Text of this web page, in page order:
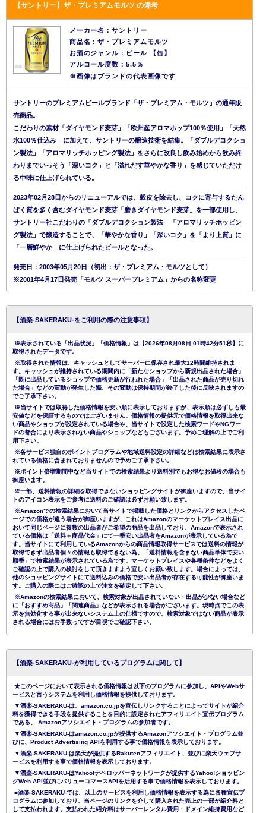
【サントリー】ザ・プレミアムモルツ の備考
メーカー名：サントリー
商品名：ザ・プレミアムモルツ
お酒のジャンル：ビール 【缶】
アルコール度数：5.5％
※画像はブランドの代表画像です
サントリーのプレミアムビールブランド「ザ・プレミアム・モルツ」の通年販
売商品。
こだわりの素材「ダイヤモンド麦芽」「欧州産アロマホップ100％使用」「天然
水100％仕込み」に加えて、サントリーの醸造技術を結集。「ダブルデコクショ
ン製法」「アロマリッチホッピング製法」をさらに改良し飲み始めから飲み終
わりまでいっそう「深いコク」と「溢れだす華やかな香り」を感じていただけ
る中味に仕上げられている。
2023年02月28日からのリニューアルでは、穀皮を除去し、コクに寄与するたん
ぱく質を多く含むダイヤモンド麦芽「磨きダイヤモンド麦芽」を一部使用し、
サントリー社こだわりの「ダブルデコクション製法」「アロマリッチホッピン
グ製法」で醸造することで、「華やかな香り」「深いコク」を「より上質」に
「一層鮮やか」に仕上げられたビールとなった。
発売日：2003年05月20日（初出：ザ・プレミアム・モルツとして）
※2001年4月17日発売「モルツ スーパープレミアム」からの名称変更
【酒楽-SAKERAKU-をご利用の際の注意事項】
※表示されている「出品状況」「価格情報」は【2026年08月08日 01時42分51秒】に
取得されたデータです。
※取得された情報は、キャッシュとしてサーバーに保存され最大12時間維持されま
す。キャッシュが維持されている期間内に「新たなショップから新規出品された場合」
「既に出品しているショップで価格更新が行われた場合」「出品された商品が売り切れ
た場合」などの変動が発生した際、その変動は保持期間が終了した後に反映されますの
でご了承下さい。
※当サイトでは取得した価格情報を安い順に表示しておりますが、表示順は必ずしも最
安値などを保証するものではございません。価格情報の提供元で価格情報を取得出来な
い商品やショップが設定されている場合や、当サイトで設定した検索ワードやNGワー
ドの都合により表示されない商品やショップなどもございます。予めご理解の上でご利
用下さい。
※各サービス独自のポイントプログラムや地域送料設定の詳細などは検索結果に表示さ
れている価格に含まれておりませんので予めご了承下さい。
※ポイント倍増期間中など当サイトでの検索結果より送料別でもお得なお値段の場合も
御座います。
※一部、送料情報の詳細を取得できないショッピングサイトが御座いますので、当サイ
トのアイコン表示をご参考に送料のご確認は必ずお願い致します。
※Amazonでの検索結果において当サイトで掲載した価格とリンクからアクセスしたペ
ージでの価格が違う場合が御座いますが、これはAmazonのマーケットプレイス出品に
おいて同じページに複数の出品者がご希望の商品を出品しており、Amazonで表示され
ている価格は「送料＋商品代金」にて一番安い出品者をAmazonが表示している為で
す。当サイトにて利用しているAmazonからの商品情報取得サービスでは送料の情報が
取得できず出品者個々の情報も取得できない為、「送料情報を含まない商品単体で安い
順番」で検索結果が表示されている為です。マーケットプレイスや各種条件などをよく
ご確認の上で購入の検討をして頂きますよう宜しくお願い致します。場合によっては、
他のショッピングサイトにて送料込みの価格で安い出品者が存在する可能性が御座いま
す。ご購入の際にはご確認の上で注文を確定して下さい。
※Amazonの検索結果において、検索対象が出品されていない・出品が少ない場合など
に「おすすめ商品」「関連商品」などが表示される場合がございます。現時点でこの表
示を無効化する事が出来ないシステム上の仕様ですので、検索対象ではない商品が表示
される場合にはお手数っですが目視でご確認下さい。
【酒楽-SAKERAKU-が利用しているプログラムに関して】
★このページにおいて表示される価格情報は以下のプログラムに参加し、APIやWebサ
ービスと言うシステムを利用し価格情報を提供しております。
▼酒楽-SAKERAKU-は、amazon.co.jpを宣伝しリンクすることによってサイトが紹介
料を獲得できる手段を提供することを目的に設定されたアフィリエイト宣伝プログラム
である、 Amazonアソシエイト・プログラムの参加者です。
▼酒楽-SAKERAKU-はamazon.co.jpが提供するAmazonアソシエイト・プログラム並
びに、Product Advertising APIを利用する事で価格情報を表示しております。
▼酒楽-SAKERAKU-は楽天が提供するRakutenアフィリエイト、並びに楽天ウェブサ
ービスを利用する事で価格情報を表示しております。
▼酒楽-SAKERAKU-はYahoo!デベロッパーネットワークが提供するYahoo!ショッピン
グWeb API並びにバリューコマースAPIを活用する事で価格情報を表示しております。
■酒楽-SAKERAKU-では、以上のサービスを利用し価格情報を表示する為に各種宣伝プ
ログラムに参加しており、当ページのリンクを介して購入された売上の一部が紹介料と
して支払われます。支払われた紹介料はサーバーレンタル費用・ドメイン維持費用など